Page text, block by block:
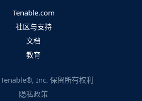
Tenable.com
社区与支持
文档
教育
Tenable®, Inc. 保留所有权利
隐私政策